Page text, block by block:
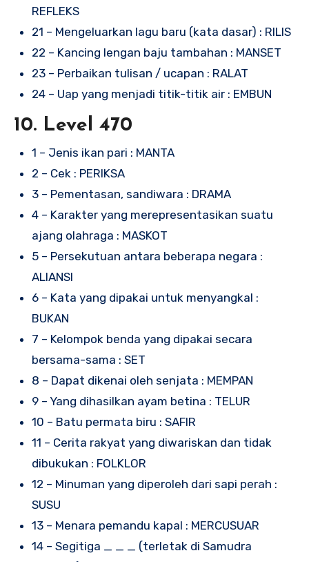
REFLEKS
21 – Mengeluarkan lagu baru (kata dasar) : RILIS
22 – Kancing lengan baju tambahan : MANSET
23 – Perbaikan tulisan / ucapan : RALAT
24 – Uap yang menjadi titik-titik air : EMBUN
10. Level 470
1 – Jenis ikan pari : MANTA
2 – Cek : PERIKSA
3 – Pementasan, sandiwara : DRAMA
4 – Karakter yang merepresentasikan suatu
ajang olahraga : MASKOT
5 – Persekutuan antara beberapa negara :
ALIANSI
6 – Kata yang dipakai untuk menyangkal :
BUKAN
7 – Kelompok benda yang dipakai secara
bersama-sama : SET
8 – Dapat dikenai oleh senjata : MEMPAN
9 – Yang dihasilkan ayam betina : TELUR
10 – Batu permata biru : SAFIR
11 – Cerita rakyat yang diwariskan dan tidak
dibukukan : FOLKLOR
12 – Minuman yang diperoleh dari sapi perah :
SUSU
13 – Menara pemandu kapal : MERCUSUAR
14 – Segitiga _ _ _ (terletak di Samudra